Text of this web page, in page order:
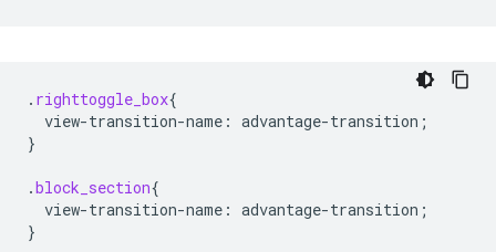
. righttoggle_box{
view-transition-name : advantage-transition ;
}
.block_section{
view-transition-name : advantage-transition ;
}